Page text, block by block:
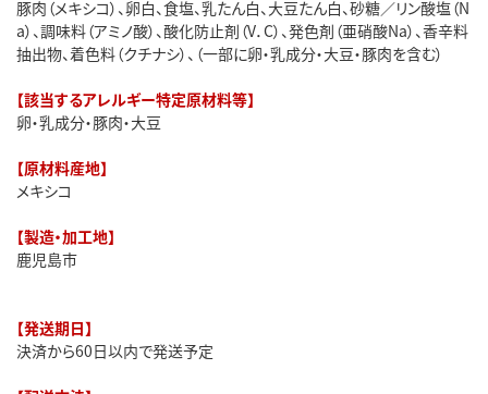
豚肉（メキシコ）、卵白、食塩、乳たん白、大豆たん白、砂糖／リン酸塩（N
a）、調味料（アミノ酸）、酸化防止剤（V．C）、発色剤（亜硝酸Na）、香辛料
抽出物、着色料（クチナシ）、（一部に卵・乳成分・大豆・豚肉を含む）
【該当するアレルギー特定原材料等】
卵・乳成分・豚肉・大豆
【原材料産地】
メキシコ
【製造・加工地】
鹿児島市
【発送期日】
決済から60日以内で発送予定